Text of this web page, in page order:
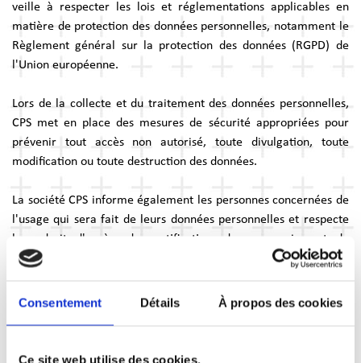
Consentement Détails À propos des cookies
Ce site web utilise des cookies.
veille à respecter les lois et réglementations applicables en
matière de protection des données personnelles, notamment le
Règlement général sur la protection des données (RGPD) de
l'Union européenne.
Lors de la collecte et du traitement des données personnelles,
CPS met en place des mesures de sécurité appropriées pour
prévenir tout accès non autorisé, toute divulgation, toute
modification ou toute destruction des données.
La société CPS informe également les personnes concernées de
l'usage qui sera fait de leurs données personnelles et respecte
leur droit d'accès, de rectification, de suppression et de
limitation de traitement de ces données, conformément à la
Pour plus d'informations sur la politique de confidentialité et
l'entreprise.